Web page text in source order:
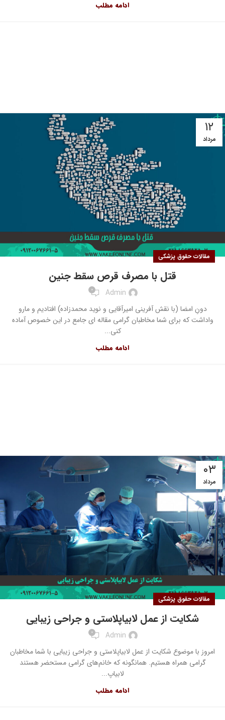
ادامه مطلب
۱۲
مرداد
مقالات حقوق پزشکی
قتل با مصرف قرص سقط جنین
Admin
0
دونِ امضا (با نقش آفرینی امیرآقایی و نوید محمدزاده) افتادیم و مارو
واداشت که برای شما مخاطبان گرامی مقاله ای جامع در این خصوص آماده
کنی...
ادامه مطلب
۰۳
مرداد
مقالات حقوق پزشکی
شکایت از عمل لابیاپلاستی و جراحی زیبایی
Admin
0
امروز با موضوع شکایت از عمل لابیاپلاستی و جراحی زیبایی با شما مخاطبان
گرامی همراه هستیم. همانگونه که خانم‌های گرامی مستحضر هستند
لابیاپ...
ادامه مطلب